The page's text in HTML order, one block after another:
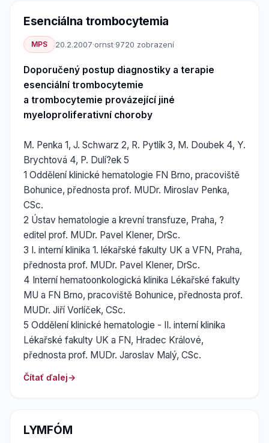
Esenciálna trombocytemia
MPS 20.2.2007·ornst·9720 zobrazení
Doporučený postup diagnostiky a terapie
esenciální trombocytemie
a trombocytemie provázející jiné
myeloproliferativní choroby
M. Penka 1, J. Schwarz 2, R. Pytlík 3, M. Doubek 4, Y.
Brychtová 4, P. Dulí?ek 5
1 Oddělení klinické hematologie FN Brno, pracoviště
Bohunice, přednosta prof. MUDr. Miroslav Penka,
CSc.
2 Ústav hematologie a krevní transfuze, Praha, ?
editel prof. MUDr. Pavel Klener, DrSc.
3 I. interní klinika 1. lékařské fakulty UK a VFN, Praha,
přednosta prof. MUDr. Pavel Klener, DrSc.
4 Interní hematoonkologická klinika Lékařské fakulty
MU a FN Brno, pracoviště Bohunice, přednosta prof.
MUDr. Jiří Vorlíček, CSc.
5 Oddělení klinické hematologie - II. interní klinika
Lékařské fakulty UK a FN, Hradec Králové,
přednosta prof. MUDr. Jaroslav Malý, CSc.
Čítať ďalej
LYMFÓM